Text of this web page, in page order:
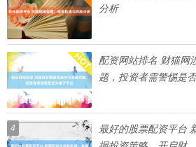
分析
配资网站排名 财猫网
题，投资者需警惕是否
4
最好的股票配资平台